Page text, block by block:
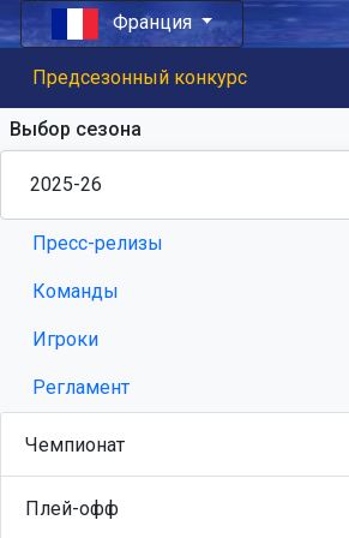
Франция
Предсезонный конкурс
Выбор сезона
Пресс-релизы
Команды
Игроки
Регламент
Чемпионат
Плей-офф